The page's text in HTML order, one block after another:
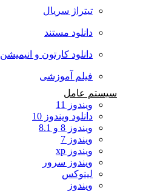
تیتراژ سریال
دانلود مستند
دانلود کارتون و انیمیشن
فیلم آموزشی
سیستم عامل
ویندوز 11
دانلود ویندوز 10
ویندوز 8 و 8.1
ویندوز 7
ویندوز xp
ویندوز سرور
لینوکس
ویندوز